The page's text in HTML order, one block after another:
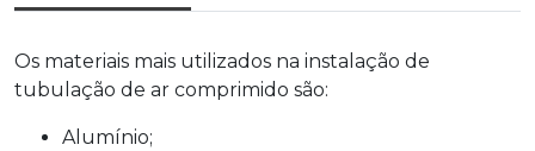
Os materiais mais utilizados na instalação de
tubulação de ar comprimido são:
Alumínio;